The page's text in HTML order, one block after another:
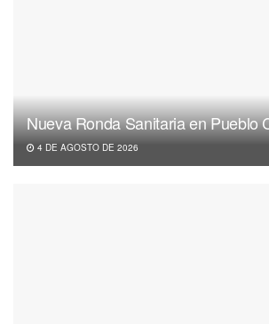
Nueva Ronda Sanitaria en Pueblo
4 DE AGOSTO DE 2026